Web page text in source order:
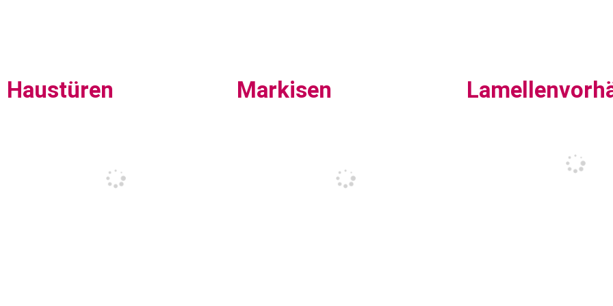
Haustüren Markisen